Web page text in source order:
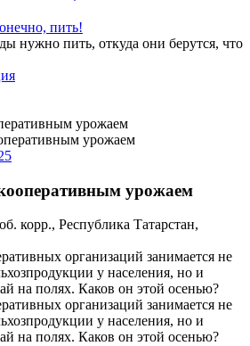
нужно пить, откуда они берутся, что
урожаем
урожаем
корр., Республика Татарстан,
организаций занимается не
у населения, но и
на полях. Каков он этой осенью?
организаций занимается не
у населения, но и
на полях. Каков он этой осенью?